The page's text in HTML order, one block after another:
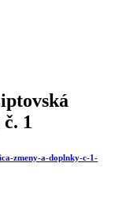
1
zmeny-a-doplnky-c-1-